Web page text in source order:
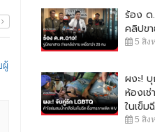
ผบ.ตร. เผย แจ้ง 2 ข้อหาคนฆ่
ชาวสวิส เตรียมยกระดับการรัก
ร้อง ด
คลิปข
5 สิง
ผงะ!
ห้องเ
ในเข็ม
5 สิง